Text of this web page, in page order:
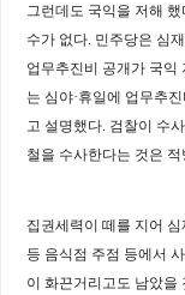
그런데도 국익을 저해
수가 없다. 민주당은 심
업무추진비 공개가 국익
는 심야·휴일에 업무추
고 설명했다. 검찰이 수
철을 수사한다는 것은
집권세력이 떼를 지어
등 음식점 주점 등에서
이 화끈거리고도 남았을